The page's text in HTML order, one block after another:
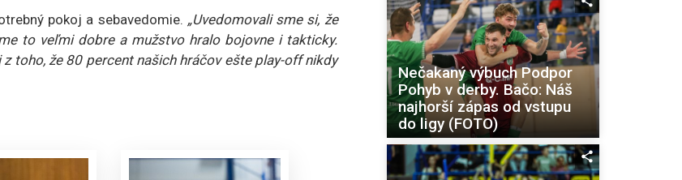
pokoj a sebavedomie. „Uvedomovali sme si, že
to veľmi dobre a mužstvo hralo bojovne i takticky.
toho, že 80 percent našich hráčov ešte play-off nikdy
Nečakaný výbuch Podpor
Pohyb v derby. Bačo: Náš
najhorší zápas od vstupu
do ligy (FOTO)